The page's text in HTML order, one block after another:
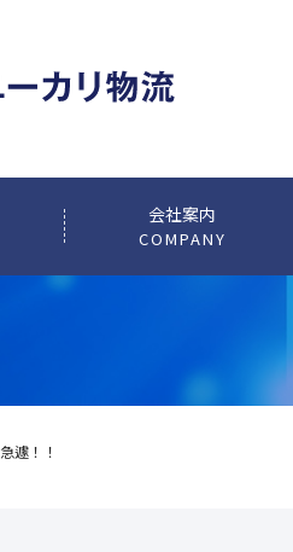
会社案内
COMPANY
急遽！！